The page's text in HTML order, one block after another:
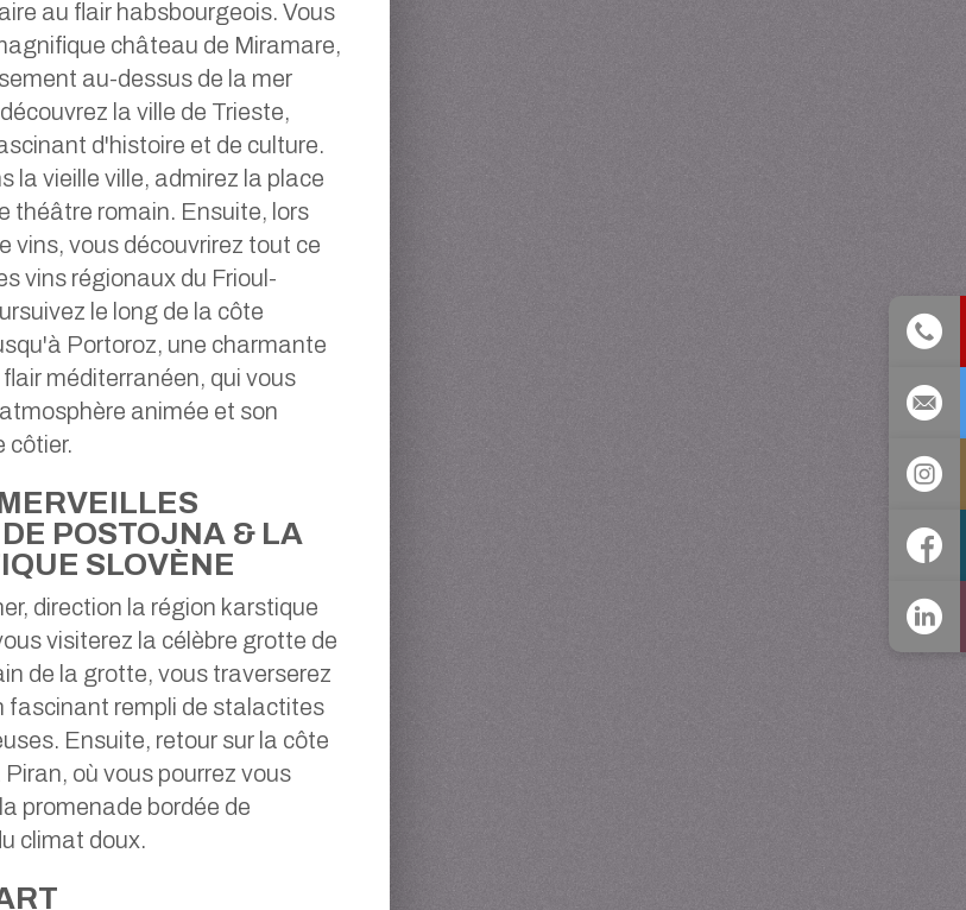
au flair habsbourgeois. Vous
château de Miramare,
au-dessus de la mer
la ville de Trieste,
d'histoire et de culture.
la vieille ville, admirez la place
théâtre romain. Ensuite, lors
vins, vous découvrirez tout ce
vins régionaux du Frioul-
le long de la côte
Portoroz, une charmante
méditerranéen, qui vous
animée et son
côtier.
POSTOJNA & LA
SLOVÈNE
direction la région karstique
visiterez la célèbre grotte de
de la grotte, vous traverserez
fascinant rempli de stalactites
Ensuite, retour sur la côte
où vous pourrez vous
promenade bordée de
climat doux.